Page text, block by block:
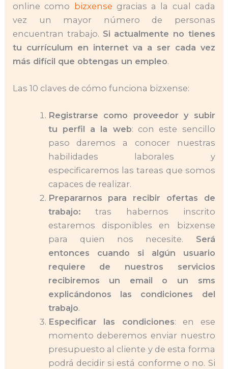
online como bizxense gracias a la cual cada
vez un mayor número de personas
encuentran trabajo. Si actualmente no tienes
tu currículum en internet va a ser cada vez
más difícil que obtengas un empleo.
Las 10 claves de cómo funciona bizxense:
Registrarse como proveedor y subir
tu perfil a la web: con este sencillo
paso daremos a conocer nuestras
habilidades laborales y
especificaremos las tareas que somos
capaces de realizar.
Prepararnos para recibir ofertas de
trabajo: tras habernos inscrito
estaremos disponibles en bizxense
para quien nos necesite. Será
entonces cuando si algún usuario
requiere de nuestros servicios
recibiremos un email o un sms
explicándonos las condiciones del
trabajo.
Especificar las condiciones: en ese
momento deberemos enviar nuestro
presupuesto al cliente y de esta forma
podrá decidir si está conforme o no. Si